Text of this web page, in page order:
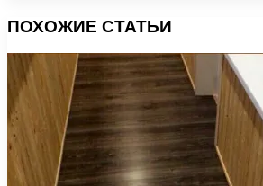
ПОХОЖИЕ СТАТЬИ